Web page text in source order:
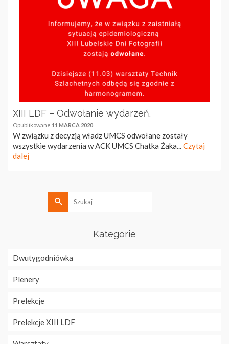
XIII LDF – Odwołanie wydarzeń.
Opublikowane 11 MARCA 2020
W związku z decyzją władz UMCS odwołane zostały
wszystkie wydarzenia w ACK UMCS Chatka Żaka... Czytaj
dalej
Szukaj
Kategorie
Dwutygodniówka
Plenery
Prelekcje
Prelekcje XIII LDF